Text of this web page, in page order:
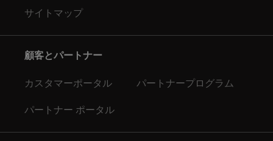
サイトマップ
顧客とパートナー
カスタマーポータル パートナープログラム
パートナー ポータル